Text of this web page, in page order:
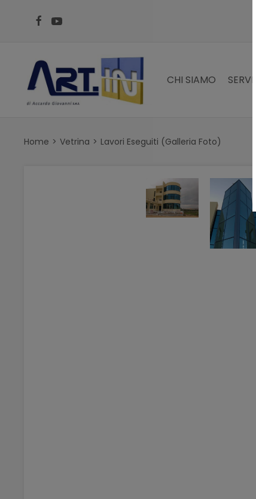
CHI SIAMO SERVIZI
Home Vetrina Lavori Eseguiti (Galleria Foto)